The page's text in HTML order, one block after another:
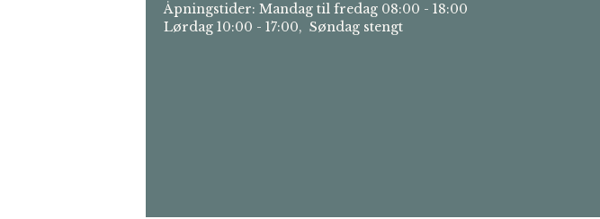
Åpningstider: Mandag til fredag 08:00 - 18:00
Lørdag 10:00 - 17:00, Søndag stengt